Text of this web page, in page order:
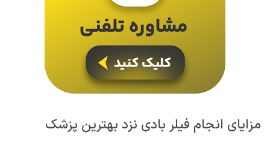
مزایای انجام فیلر بادی نزد بهترین پزشک